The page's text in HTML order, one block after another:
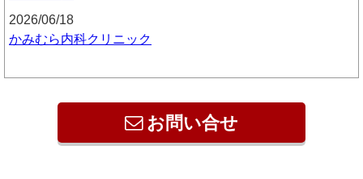
2026/06/18
かみむら内科クリニック
お問い合せ